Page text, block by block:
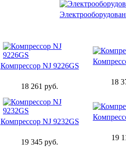
Компрессор NJ 9226GS
18 261 руб.
18
Компрессор NJ 9232GS
19 345 руб.
19